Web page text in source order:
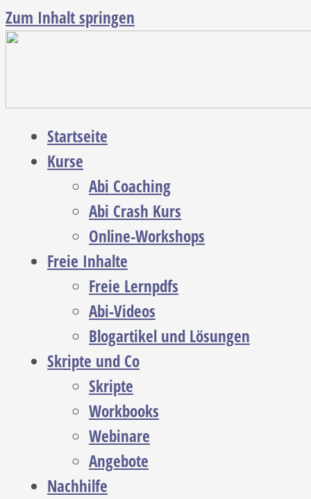
Zum Inhalt springen
Startseite
Kurse
Abi Coaching
Abi Crash Kurs
Online-Workshops
Freie Inhalte
Freie Lernpdfs
Abi-Videos
Blogartikel und Lösungen
Skripte und Co
Skripte
Workbooks
Webinare
Angebote
Nachhilfe